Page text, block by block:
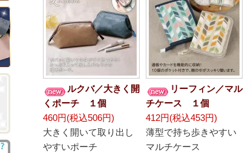
ルクバ／大きく開
くポーチ １個
460円(税込506円)
大きく開いて取り出し
やすいポーチ
リーフィン／マル
チケース １個
412円(税込453円)
薄型で持ち歩きやすい
マルチケース